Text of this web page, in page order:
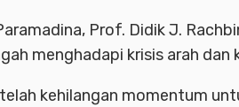
Prof. Didik J.
menghadapi krisis arah dan
kehilangan momentum